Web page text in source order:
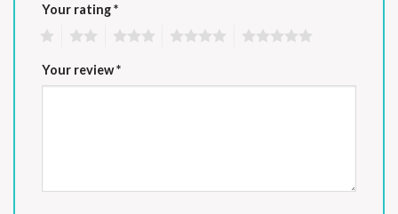
Your rating*
Your review*